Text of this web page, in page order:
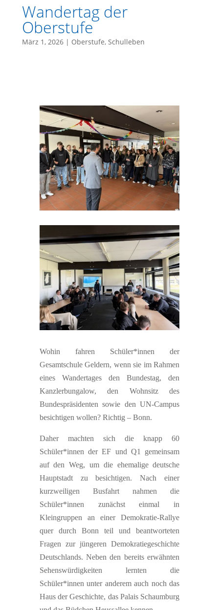
Wandertag der
Oberstufe
März 1, 2026| Oberstufe, Schulleben
Wohin fahren Schüler*innen der
Gesamtschule Geldern, wenn sie im Rahmen
eines Wandertages den Bundestag, den
Kanzlerbungalow, den Wohnsitz des
Bundespräsidenten sowie den UN-Campus
besichtigen wollen? Richtig – Bonn.
Daher machten sich die knapp 60
Schüler*innen der EF und Q1 gemeinsam
auf den Weg, um die ehemalige deutsche
Hauptstadt zu besichtigen. Nach einer
kurzweiligen Busfahrt nahmen die
Schüler*innen zunächst einmal in
Kleingruppen an einer Demokratie-Rallye
quer durch Bonn teil und beantworteten
Fragen zur jüngeren Demokratiegeschichte
Deutschlands. Neben den bereits erwähnten
Sehenswürdigkeiten lernten die
Schüler*innen unter anderem auch noch das
Haus der Geschichte, das Palais Schaumburg